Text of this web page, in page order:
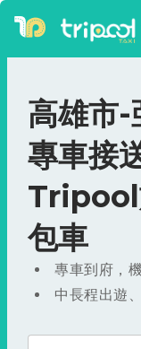
高雄市-
專車接
Tripool
包車
專車到府，
中長程出遊